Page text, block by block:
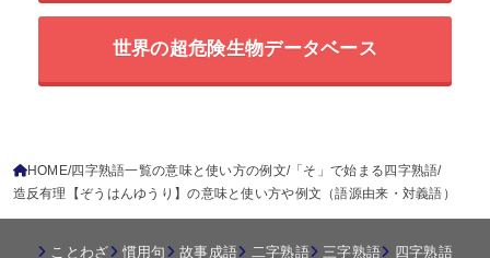
世界の超危険生物データベース
HOME 四字熟語一覧の意味と使い方の例文
「そ」で始まる四字熟語
造反有理【ぞうはんゆうり】の意味と使い方や例文（語源由来・対義語）
ことわざ 慣用句 故事成語 二字熟語 三字熟語 四字熟語